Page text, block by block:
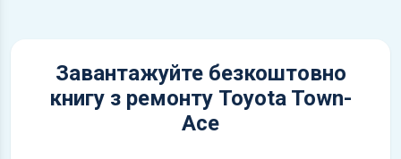
Завантажуйте безкоштовно
книгу з ремонту Toyota Town-
Ace